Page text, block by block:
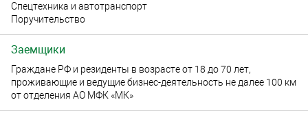
Спецтехника и автотранспорт
Поручительство
Заемщики
Граждане РФ и резиденты в возрасте от 18 до 70 лет,
проживающие и ведущие бизнес-деятельность не далее 100 км
от отделения АО МФК «МК»